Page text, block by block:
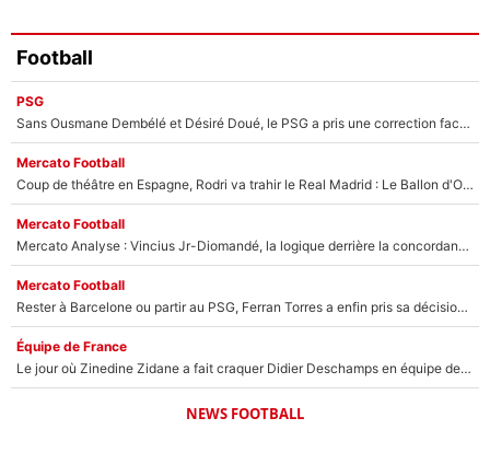
Football
PSG
Sans Ousmane Dembélé et Désiré Doué, le PSG a pris une correction face à Majorque : Luis Enrique attend avec impatience des renforts !
Mercato Football
Coup de théâtre en Espagne, Rodri va trahir le Real Madrid : Le Ballon d'Or a choisi de signer au FC Barcelone !
Mercato Football
Mercato Analyse : Vincius Jr-Diomandé, la logique derrière la concordance des temps
Mercato Football
Rester à Barcelone ou partir au PSG, Ferran Torres a enfin pris sa décision : La course contre la montre est lancée !
Équipe de France
Le jour où Zinedine Zidane a fait craquer Didier Deschamps en équipe de France : «Je m’en suis voulu», l’ancien sélectionneur a regretté son geste !
NEWS FOOTBALL